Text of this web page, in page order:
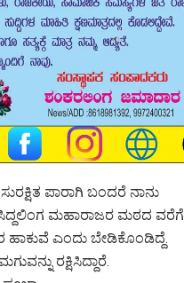
ಪಾರಾಗಿ ಬಂದರೆ ನಾನು
ಮಹಾರಾಜರ ಮಠದ ವರೆಗೆ
ಹಾಕುವೆ ಎಂದು ಬೇಡಿಕೊಂಡಿದ್ದೆ.
ರಕ್ಷಿಸಿದ್ದಾರೆ.